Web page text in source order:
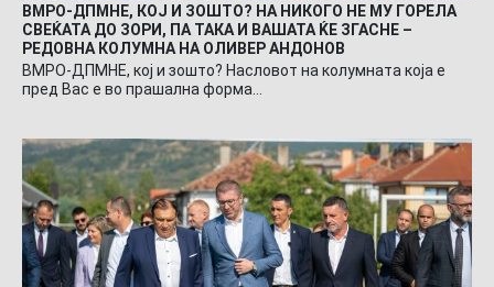
ВМРО-ДПМНЕ, КОЈ И ЗОШТО? НА НИКОГО НЕ МУ ГОРЕЛА
СВЕЌАТА ДО ЗОРИ, ПА ТАКА И ВАШАТА ЌЕ ЗГАСНЕ –
РЕДОВНА КОЛУМНА НА ОЛИВЕР АНДОНОВ
ВМРО-ДПМНЕ, кој и зошто? Насловот на колумната која е
пред Вас е во прашална форма…